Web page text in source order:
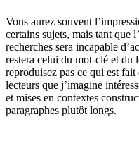
Vous aurez souvent
certains sujets, mais tant que
recherches sera incapable
restera celui du mot-clé et du
reproduisez pas ce qui est
lecteurs que j’imagine
et mises en contextes
paragraphes plutôt longs.